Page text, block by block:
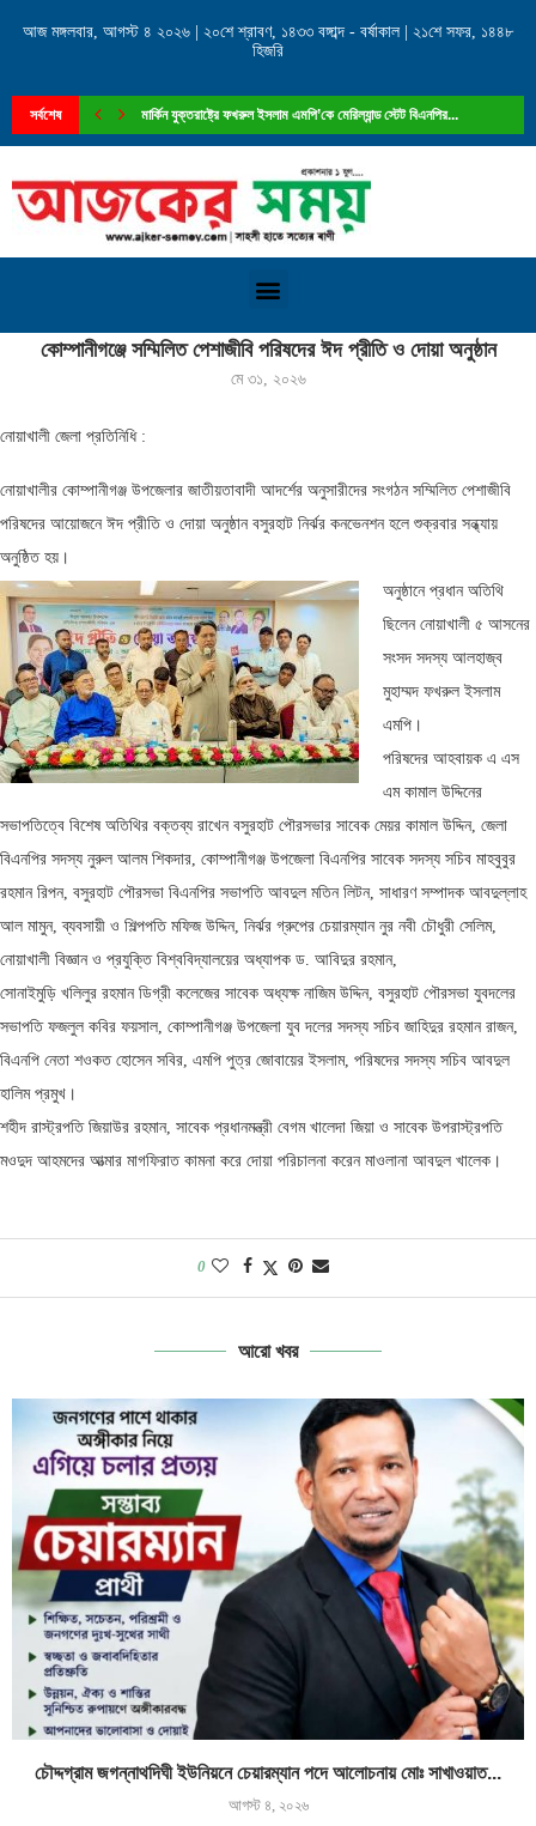
আজ মঙ্গলবার, আগস্ট ৪ ২০২৬ | ২০শে শ্রাবণ, ১৪৩৩ বঙ্গাব্দ - বর্ষাকাল | ২১শে সফর, ১৪৪৮
হিজরি
সর্বশেষ মার্কিন যুক্তরাষ্ট্রে ফখরুল ইসলাম এমপি’কে মেরিল্যান্ড স্টেট বিএনপির...
কোম্পানীগঞ্জে সম্মিলিত পেশাজীবি পরিষদের ঈদ প্রীতি ও দোয়া অনুষ্ঠান
কোম্পানীগঞ্জে সম্মিলিত পেশাজীবি পরিষদের ঈদ প্রীতি ও দোয়া অনুষ্ঠান
মে ৩১, ২০২৬
নোয়াখালী জেলা প্রতিনিধি :
নোয়াখালীর কোম্পানীগঞ্জ উপজেলার জাতীয়তাবাদী আদর্শের অনুসারীদের সংগঠন সম্মিলিত পেশাজীবি
পরিষদের আয়োজনে ঈদ প্রীতি ও দোয়া অনুষ্ঠান বসুরহাট নির্ঝর কনভেনশন হলে শুক্রবার সন্ধ্যায়
অনুষ্ঠিত হয়।
অনুষ্ঠানে প্রধান অতিথি
ছিলেন নোয়াখালী ৫ আসনের
সংসদ সদস্য আলহাজ্ব
মুহাম্মদ ফখরুল ইসলাম
এমপি।
পরিষদের আহবায়ক এ এস
এম কামাল উদ্দিনের
সভাপতিত্বে বিশেষ অতিথির বক্তব্য রাখেন বসুরহাট পৌরসভার সাবেক মেয়র কামাল উদ্দিন, জেলা
বিএনপির সদস্য নুরুল আলম শিকদার, কোম্পানীগঞ্জ উপজেলা বিএনপির সাবেক সদস্য সচিব মাহবুবুর
রহমান রিপন, বসুরহাট পৌরসভা বিএনপির সভাপতি আবদুল মতিন লিটন, সাধারণ সম্পাদক আবদুল্লাহ
আল মামুন, ব্যবসায়ী ও শিল্পপতি মফিজ উদ্দিন, নির্ঝর গ্রুপের চেয়ারম্যান নুর নবী চৌধুরী সেলিম,
নোয়াখালী বিজ্ঞান ও প্রযুক্তি বিশ্ববিদ্যালয়ের অধ্যাপক ড. আবিদুর রহমান,
সোনাইমুড়ি খলিলুর রহমান ডিগ্রী কলেজের সাবেক অধ্যক্ষ নাজিম উদ্দিন, বসুরহাট পৌরসভা যুবদলের
সভাপতি ফজলুল কবির ফয়সাল, কোম্পানীগঞ্জ উপজেলা যুব দলের সদস্য সচিব জাহিদুর রহমান রাজন,
বিএনপি নেতা শওকত হোসেন সবির, এমপি পুত্র জোবায়ের ইসলাম, পরিষদের সদস্য সচিব আবদুল
হালিম প্রমুখ।
শহীদ রাস্ট্রপতি জিয়াউর রহমান, সাবেক প্রধানমন্ত্রী বেগম খালেদা জিয়া ও সাবেক উপরাস্ট্রপতি
মওদুদ আহমদের আত্মার মাগফিরাত কামনা করে দোয়া পরিচালনা করেন মাওলানা আবদুল খালেক।
0
আরো খবর
চৌদ্দগ্রাম জগন্নাথদিঘী ইউনিয়নে চেয়ারম্যান পদে আলোচনায় মোঃ সাখাওয়াত...
আগস্ট ৪, ২০২৬